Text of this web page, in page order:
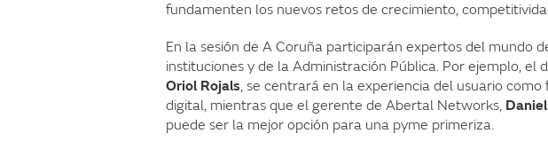
fundamenten los nuevos retos de crecimiento,
En la sesión de A Coruña participarán expertos del mundo
instituciones y de la Administración Pública. Por ejemplo, el
Oriol Rojals, se centrará en la experiencia del usuario
digital, mientras que el gerente de Abertal Networks,
puede ser la mejor opción para una pyme primeriza.